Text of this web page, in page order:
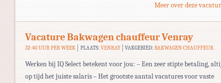
Meer over deze
Vacature Bakwagen chauffeur Venray
32-40 UUR PER WEEK PLAATS: VENRAY VAKGEBIED:BAKWAGEN CHAUFFEUR
Werken bij IQ Select betekent voor jou: – Een zeer stipte betaling,
op tijd het juiste salaris – Het grootste aantal vacatures voor vaste